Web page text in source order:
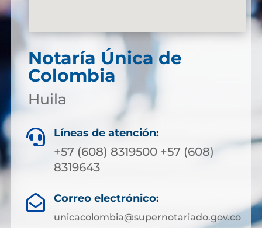
Notaría Única de
Colombia
Huila
 Líneas de atención:
+57 (608) 8319500 +57 (608)
8319643
 Correo electrónico:
unicacolombia@supernotariado.gov.co